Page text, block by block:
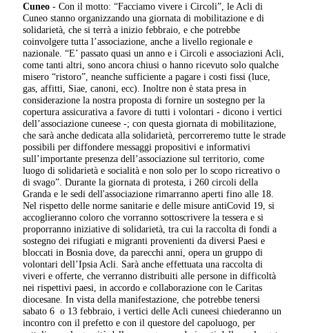
Cuneo - Con il motto: “Facciamo vivere i Circoli”, le Acli di
Cuneo stanno organizzando una giornata di mobilitazione e di
solidarietà, che si terrà a inizio febbraio, e che potrebbe
coinvolgere tutta l’associazione, anche a livello regionale e
nazionale. “E’ passato quasi un anno e i Circoli e associazioni Acli,
come tanti altri, sono ancora chiusi o hanno ricevuto solo qualche
misero “ristoro”, neanche sufficiente a pagare i costi fissi (luce,
gas, affitti, Siae, canoni, ecc). Inoltre non è stata presa in
considerazione la nostra proposta di fornire un sostegno per la
copertura assicurativa a favore di tutti i volontari - dicono i vertici
dell’associazione cuneese -; con questa giornata di mobilitazione,
che sarà anche dedicata alla solidarietà, percorreremo tutte le strade
possibili per diffondere messaggi propositivi e informativi
sull’importante presenza dell’associazione sul territorio, come
luogo di solidarietà e socialità e non solo per lo scopo ricreativo o
di svago”. Durante la giornata di protesta, i 260 circoli della
Granda e le sedi dell'associazione rimarranno aperti fino alle 18.
Nel rispetto delle norme sanitarie e delle misure antiCovid 19, si
accoglieranno coloro che vorranno sottoscrivere la tessera e si
proporranno iniziative di solidarietà, tra cui la raccolta di fondi a
sostegno dei rifugiati e migranti provenienti da diversi Paesi e
bloccati in Bosnia dove, da parecchi anni, opera un gruppo di
volontari dell’Ipsia Acli. Sarà anche effettuata una raccolta di
viveri e offerte, che verranno distribuiti alle persone in difficoltà
nei rispettivi paesi, in accordo e collaborazione con le Caritas
diocesane. In vista della manifestazione, che potrebbe tenersi
sabato 6 o 13 febbraio, i vertici delle Acli cuneesi chiederanno un
incontro con il prefetto e con il questore del capoluogo, per